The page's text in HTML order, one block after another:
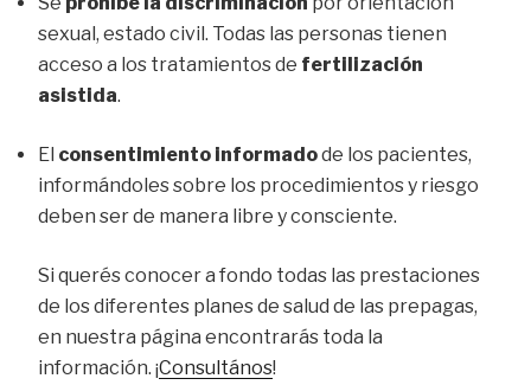
sexual, estado civil. Todas las personas tienen
acceso a los tratamientos de fertilización
asistida.
El consentimiento informadode los pacientes,
informándoles sobre los procedimientos y riesgo
deben ser de manera libre y consciente.
Si querés conocer a fondo todas las prestaciones
de los diferentes planes de salud de las prepagas,
en nuestra página encontrarás toda la
información. ¡Consultános!